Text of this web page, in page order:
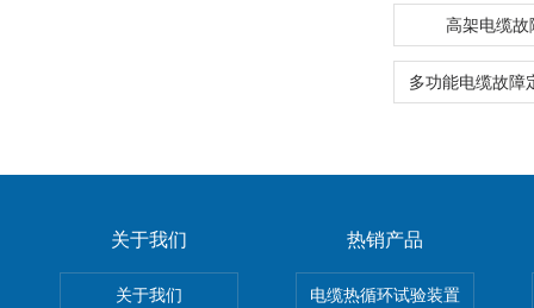
高架电缆故
关于我们
关于我们
热销产品
电缆热循环试验装置